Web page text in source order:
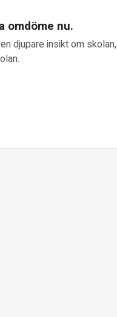
omdöme nu.
djupare insikt om skolan,